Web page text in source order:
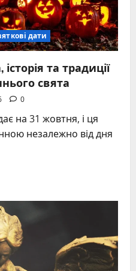
дати
та традиції
свята
0
на 31 жовтня, і ця
незалежно від дня